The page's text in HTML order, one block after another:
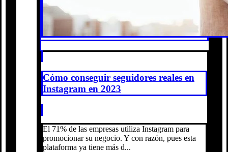
Cómo conseguir seguidores reales en
Instagram en 2023
El 71% de las empresas utiliza Instagram para
promocionar su negocio. Y con razón, pues esta
plataforma ya tiene más d...